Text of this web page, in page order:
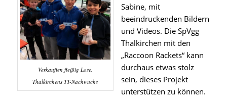
Verkauften fleißig Lose,
Thalkirchens TT-Nachwuchs
Sabine, mit
beeindruckenden Bildern
und Videos. Die SpVgg
Thalkirchen mit den
„Raccoon Rackets“ kann
durchaus etwas stolz
sein, dieses Projekt
unterstützen zu können.